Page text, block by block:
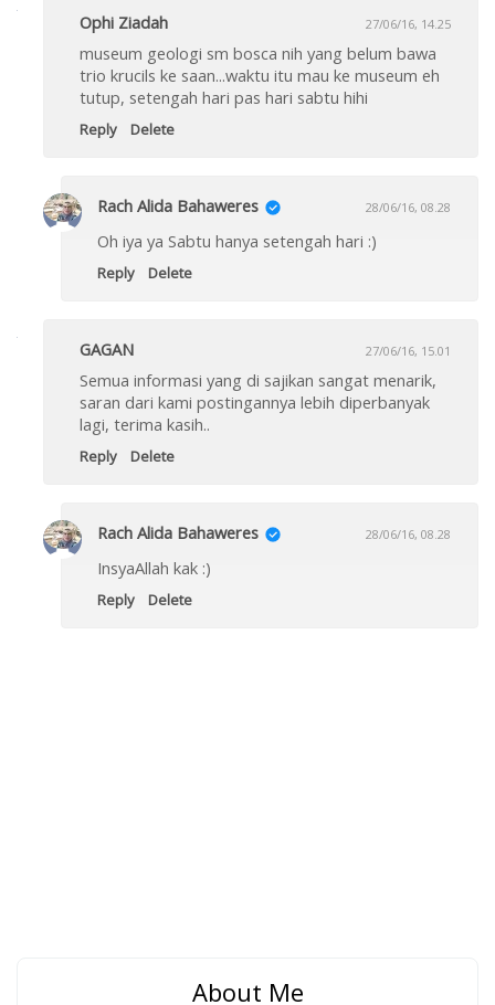
Ophi Ziadah 27/06/16, 14.25
museum geologi sm bosca nih yang belum bawa
trio krucils ke saan...waktu itu mau ke museum eh
tutup, setengah hari pas hari sabtu hihi
Reply Delete
Rach Alida Bahaweres 28/06/16, 08.28
Oh iya ya Sabtu hanya setengah hari :)
Reply Delete
GAGAN 27/06/16, 15.01
Semua informasi yang di sajikan sangat menarik,
saran dari kami postingannya lebih diperbanyak
lagi, terima kasih..
Reply Delete
Rach Alida Bahaweres 28/06/16, 08.28
InsyaAllah kak :)
Reply Delete
About Me